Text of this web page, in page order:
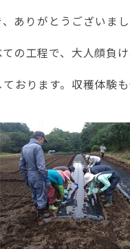
ありがとうございま
の工程で、大人顔負け
おります。収穫体験